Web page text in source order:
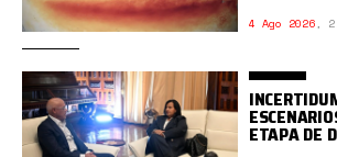
4 Ago 2026,
ETAPA DE